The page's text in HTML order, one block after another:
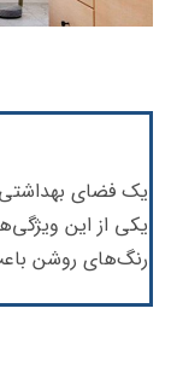
یک فضای
یکی از این‌
رنگ‌های روشن